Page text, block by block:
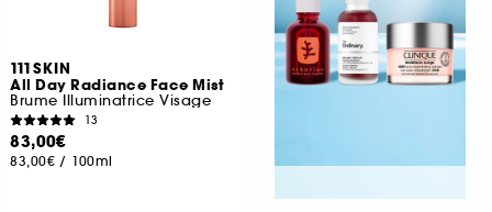
111SKIN
All Day Radiance Face Mist
Brume Illuminatrice Visage
13
83,00€
83,00€ / 100ml